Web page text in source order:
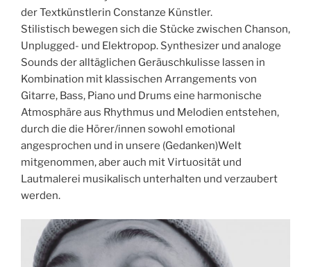
der Textkünstlerin Constanze Künstler.
Stilistisch bewegen sich die Stücke zwischen Chanson,
Unplugged- und Elektropop. Synthesizer und analoge
Sounds der alltäglichen Geräuschkulisse lassen in
Kombination mit klassischen Arrangements von
Gitarre, Bass, Piano und Drums eine harmonische
Atmosphäre aus Rhythmus und Melodien entstehen,
durch die die Hörer/innen sowohl emotional
angesprochen und in unsere (Gedanken)Welt
mitgenommen, aber auch mit Virtuosität und
Lautmalerei musikalisch unterhalten und verzaubert
werden.